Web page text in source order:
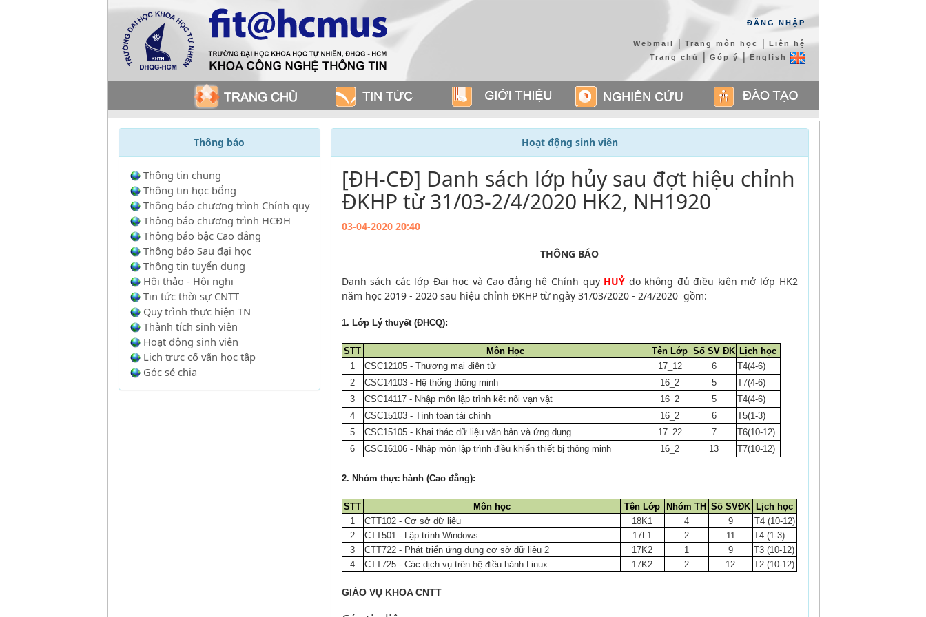
ĐĂNG NHẬP
Webmail | Trang môn học | Liên hệ
Trang chủ | Góp ý|English
Thông báo
Thông tin chung
Thông tin học bổng
Thông báo chương trình Chính quy
Thông báo chương trình HCĐH
Thông báo bậc Cao đẳng
Thông báo Sau đại học
Thông tin tuyển dụng
Hội thảo - Hội nghị
Tin tức thời sự CNTT
Quy trình thực hiện TN
Thành tích sinh viên
Hoạt động sinh viên
Lịch trực cố vấn học tập
Góc sẻ chia
Hoạt động sinh viên
[ĐH-CĐ] Danh sách lớp hủy sau đợt hiệu chỉnh
ĐKHP từ 31/03-2/4/2020 HK2, NH1920
03-04-2020 20:40
THÔNG BÁO
Danh sách các lớp Đại học và Cao đẳng hệ Chính quy HUỶ do không đủ điều kiện mở lớp HK2
năm học 2019 - 2020 sau hiệu chỉnh ĐKHP từ ngày 31/03/2020 - 2/4/2020 gồm:
1. Lớp Lý thuyết (ĐHCQ):
STT Môn Học Tên Lớp Số SV ĐK Lịch học
1
CSC12105 - Thương mại điện tử 17_12 6
T4(4-6)
2
CSC14103 - Hệ thống thông minh 16_2 5
T7(4-6)
3
CSC14117 - Nhập môn lập trình kết nối vạn vật 16_2 5
T4(4-6)
4
CSC15103 - Tính toán tài chính 16_2 6
T5(1-3)
5
CSC15105 - Khai thác dữ liệu văn bản và ứng dụng 17_22 7
T6(10-12)
6
CSC16106 - Nhập môn lập trình điều khiển thiết bị thông minh 16_2 13 T7(10-12)
2. Nhóm thực hành (Cao đẳng):
STT Môn học Tên Lớp Nhóm TH Số SVĐK
Lịch học
1
CTT102 - Cơ sở dữ liệu 18K1 4 9
T4 (10-12)
2
CTT501 - Lập trình Windows 17L1 2 11
T4 (1-3)
3
CTT722 - Phát triển ứng dụng cơ sở dữ liệu 2 17K2 1 9
T3 (10-12)
4
CTT725 - Các dịch vụ trên hệ điều hành Linux 17K2 2 12 T2 (10-12)
GIÁO VỤ KHOA CNTT